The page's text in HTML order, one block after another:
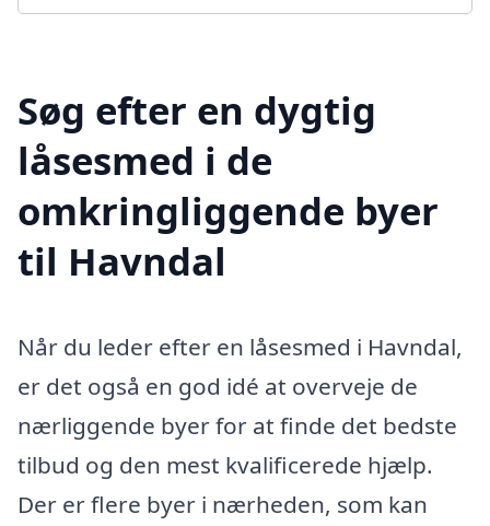
Søg efter en dygtig
låsesmed i de
omkringliggende byer
til Havndal
Når du leder efter en låsesmed i Havndal,
er det også en god idé at overveje de
nærliggende byer for at finde det bedste
tilbud og den mest kvalificerede hjælp.
Der er flere byer i nærheden, som kan